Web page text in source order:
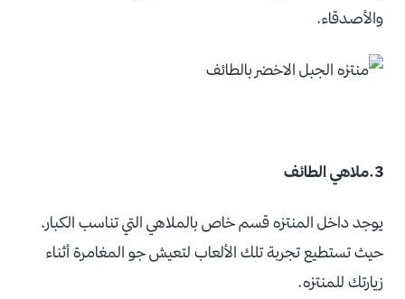
والأصدقاء.
3.ملاهي الطائف
يوجد داخل المنتزه قسم خاص بالملاهي التي تناسب الكبار،
حيث تستطيع تجربة تلك الألعاب لتعيش جو المغامرة أثناء
زيارتك للمنتزه.